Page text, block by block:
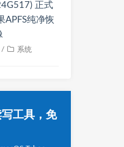
正式
APFS纯净恢
/ 系统
写工具，免